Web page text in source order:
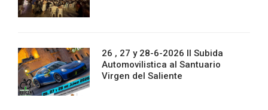
26 , 27 y 28-6-2026 II Subida
Automovilistica al Santuario
Virgen del Saliente